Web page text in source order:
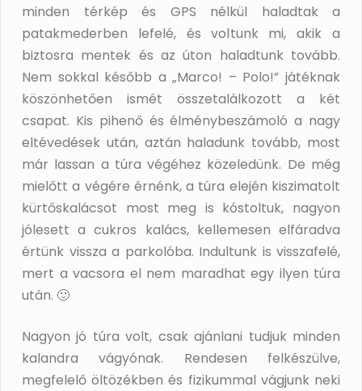
minden térkép és GPS nélkül haladtak a
patakmederben lefelé, és voltunk mi, akik a
biztosra mentek és az úton haladtunk tovább.
Nem sokkal később a „Marco! – Polo!” játéknak
köszönhetően ismét összetalálkozott a két
csapat. Kis pihenő és élménybeszámoló a nagy
eltévedések után, aztán haladunk tovább, most
már lassan a túra végéhez közeledünk. De még
mielőtt a végére érnénk, a túra elején kiszimatolt
kürtőskalácsot most meg is kóstoltuk, nagyon
jólesett a cukros kalács, kellemesen elfáradva
értünk vissza a parkolóba. Indultunk is visszafelé,
mert a vacsora el nem maradhat egy ilyen túra
után. 🙂
Nagyon jó túra volt, csak ajánlani tudjuk minden
kalandra vágyónak. Rendesen felkészülve,
megfelelő öltözékben és fizikummal vágjunk neki